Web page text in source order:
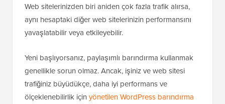
Web sitelerinizden biri aniden çok fazla trafik alırsa,
aynı hesaptaki diğer web sitelerinizin performansını
yavaşlatabilir veya etkileyebilir.
Yeni başlıyorsanız, paylaşımlı barındırma kullanmak
genellikle sorun olmaz. Ancak, işiniz ve web sitesi
trafiğiniz büyüdükçe, daha iyi performans ve
ölçeklenebilirlik için yönetilen WordPress barındırma